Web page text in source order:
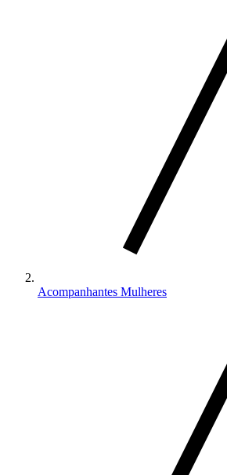
Acompanhantes Mulheres